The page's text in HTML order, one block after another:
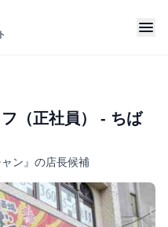
（正社員） - ちば
ン』の店長候補